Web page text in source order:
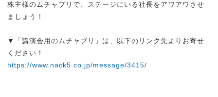
株主様のムチャブリで、ステージにいる社長をアワアワさせ
ましょう！
▼「講演会用のムチャブリ」は、以下のリンク先よりお寄せ
ください！
https://www.nack5.co.jp/message/3415/